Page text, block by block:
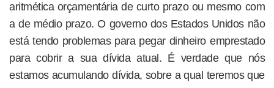
aritmética orçamentária de curto prazo ou mesmo com
a de médio prazo. O governo dos Estados Unidos não
está tendo problemas para pegar dinheiro emprestado
para cobrir a sua dívida atual. É verdade que nós
estamos acumulando dívida, sobre a qual teremos que